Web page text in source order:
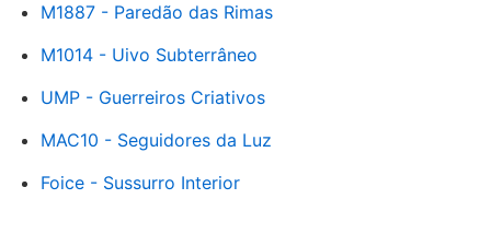
M1887 - Paredão das Rimas
M1014 - Uivo Subterrâneo
UMP - Guerreiros Criativos
MAC10 - Seguidores da Luz
Foice - Sussurro Interior